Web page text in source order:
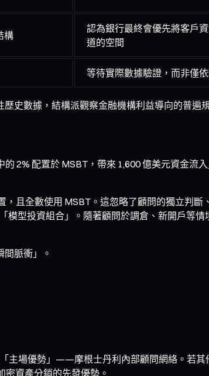
構
認為銀行最終會優先將客戶
道的空間
等待實際數據驗證，而非僅
史數據，結構派觀察金融機構利益導向的普遍
2% 配置於 MSBT，帶來 1,600 億美元資金流
且全數使用 MSBT。這忽略了顧問的獨立判
型投資組合」。隨著顧問於調倉、新開戶等
脈衝」。
主場優勢」——摩根士丹利內部顧問網絡。若
資產分銷的先發優勢。